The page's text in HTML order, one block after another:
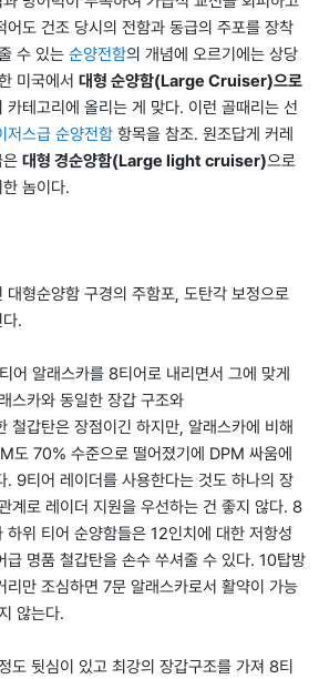
어도 건조 당시의 전함과 동급의 주포를 장착
수 있는 순양전함의 개념에 오르기에는 상당
미국에서 대형 순양함(Large Cruiser)으로
카테고리에 올리는 게 맞다. 이런 골때리는 선
저스급 순양전함 항목을 참조. 원조답게 커레
은 대형 경순양함(Large light cruiser)으로
놈이다.
대형순양함 구경의 주함포, 도탄각 보정으로
.
어 알래스카를 8티어로 내리면서 그에 맞게
스카와 동일한 장갑 구조와
철갑탄은 장점이긴 하지만, 알래스카에 비해
도 70% 수준으로 떨어졌기에 DPM 싸움에
. 9티어 레이더를 사용한다는 것도 하나의 장
계로 레이더 지원을 우선하는 건 좋지 않다. 8
하위 티어 순양함들은 12인치에 대한 저항성
급 명품 철갑탄을 손수 쑤셔줄 수 있다. 10탑방
리만 조심하면 7문 알래스카로서 활약이 가능
않는다.
도 뒷심이 있고 최강의 장갑구조를 가져 8티